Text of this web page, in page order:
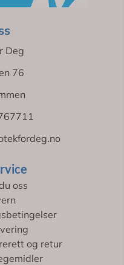
Deg
76
oss
og retur